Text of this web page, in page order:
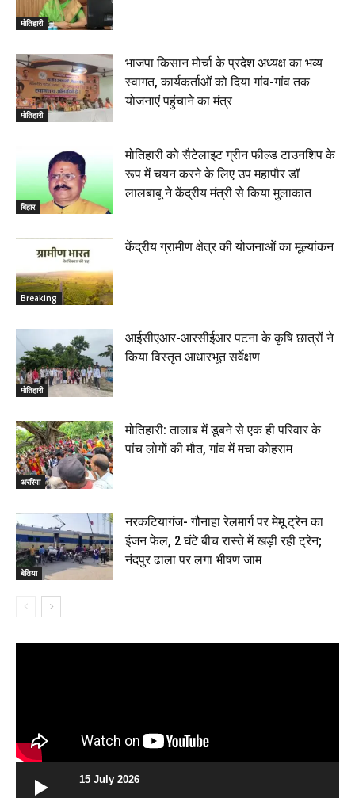
मोतिहारी
मोतिहारी
भाजपा किसान मोर्चा के प्रदेश अध्यक्ष का भव्य
स्वागत, कार्यकर्ताओं को दिया गांव-गांव तक
योजनाएं पहुंचाने का मंत्र
बिहार
मोतिहारी को सैटेलाइट ग्रीन फील्ड टाउनशिप के
रूप में चयन करने के लिए उप महापौर डॉ
लालबाबू ने केंद्रीय मंत्री से किया मुलाकात
Breaking
केंद्रीय ग्रामीण क्षेत्र की योजनाओं का मूल्यांकन
मोतिहारी
आईसीएआर-आरसीईआर पटना के कृषि छात्रों ने
किया विस्तृत आधारभूत सर्वेक्षण
अररिया
मोतिहारी: तालाब में डूबने से एक ही परिवार के
पांच लोगों की मौत, गांव में मचा कोहराम
बेतिया
नरकटियागंज- गौनाहा रेलमार्ग पर मेमू ट्रेन का
इंजन फेल, 2 घंटे बीच रास्ते में खड़ी रही ट्रेन;
नंदपुर ढाला पर लगा भीषण जाम
15 July 2026